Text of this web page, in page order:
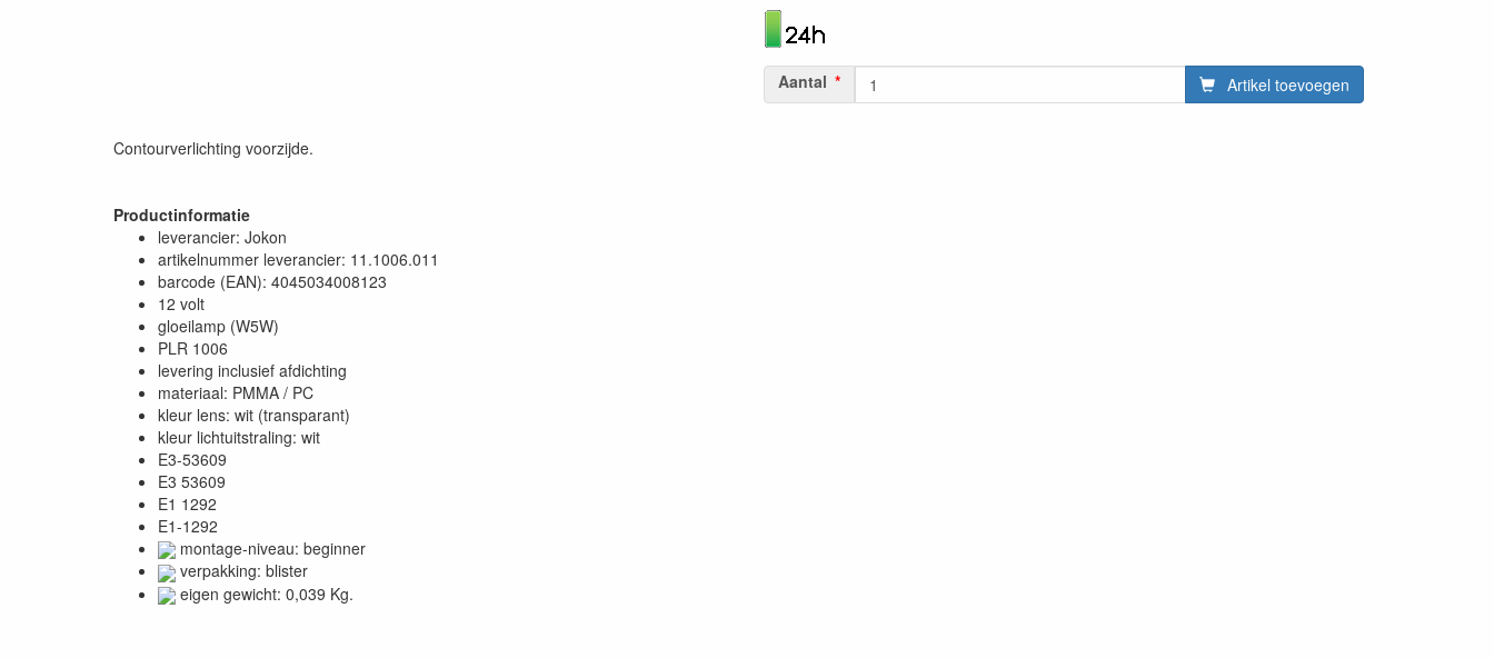
Aantal Artikel toevoegen
Contourverlichting voorzijde.
Productinformatie
leverancier: Jokon
artikelnummer leverancier: 11.1006.011
barcode (EAN): 4045034008123
12 volt
gloeilamp (W5W)
PLR 1006
levering inclusief afdichting
materiaal: PMMA / PC
kleur lens: wit (transparant)
kleur lichtuitstraling: wit
E3-53609
E3 53609
E1 1292
E1-1292
montage-niveau: beginner
verpakking: blister
eigen gewicht: 0,039 Kg.